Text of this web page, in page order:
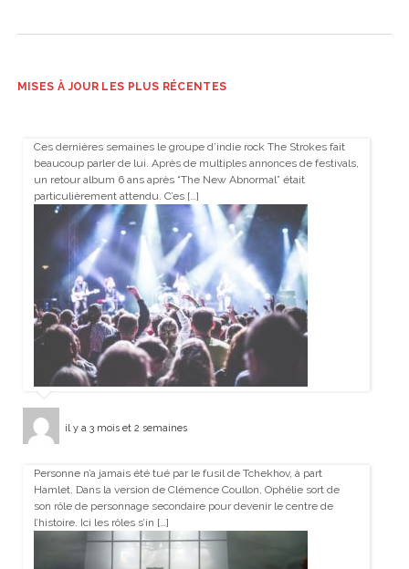
MISES À JOUR LES PLUS RÉCENTES
Ces dernières semaines le groupe d’indie rock The Strokes fait
beaucoup parler de lui. Après de multiples annonces de festivals,
un retour album 6 ans après “The New Abnormal” était
particulièrement attendu. C’es […]
il y a 3 mois et 2 semaines
Personne n’a jamais été tué par le fusil de Tchekhov, à part
Hamlet. Dans la version de Clémence Coullon, Ophélie sort de
son rôle de personnage secondaire pour devenir le centre de
l’histoire. Ici les rôles s’in […]